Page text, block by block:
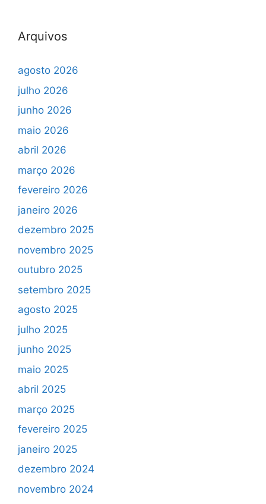
Arquivos
agosto 2026
julho 2026
junho 2026
maio 2026
abril 2026
março 2026
fevereiro 2026
janeiro 2026
dezembro 2025
novembro 2025
outubro 2025
setembro 2025
agosto 2025
julho 2025
junho 2025
maio 2025
abril 2025
março 2025
fevereiro 2025
janeiro 2025
dezembro 2024
novembro 2024